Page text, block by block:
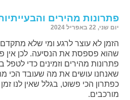
פתרונות מהירים
יום שני, 22 באפריל 2024
הזמן לא עוצר לרגע ומי שלא
שהוא פספסת את הנסיעה. לכן אין
פתרונות מהירים וזמינים כדי
שאנחנו עושים את מה שעובד הכי
כפתרון הכי פשוט, בגלל שאין לנו
מורכבים.